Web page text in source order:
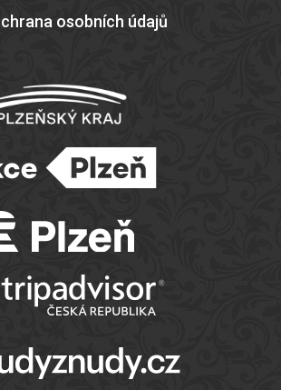
osobních údajů